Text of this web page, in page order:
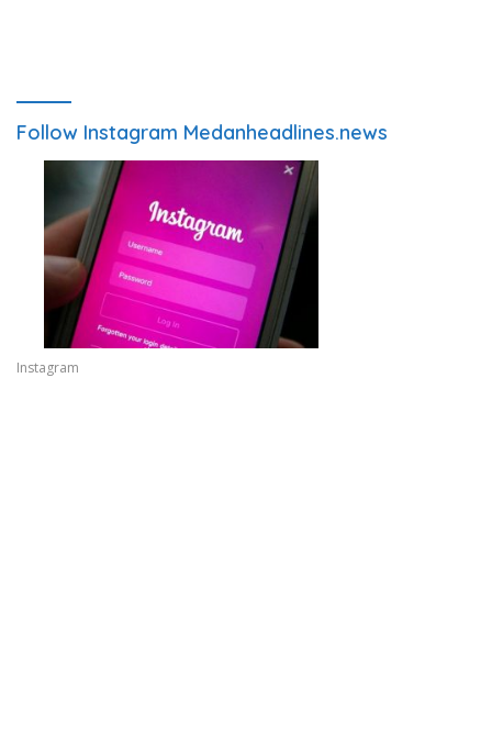
Follow Instagram Medanheadlines.news
Instagram